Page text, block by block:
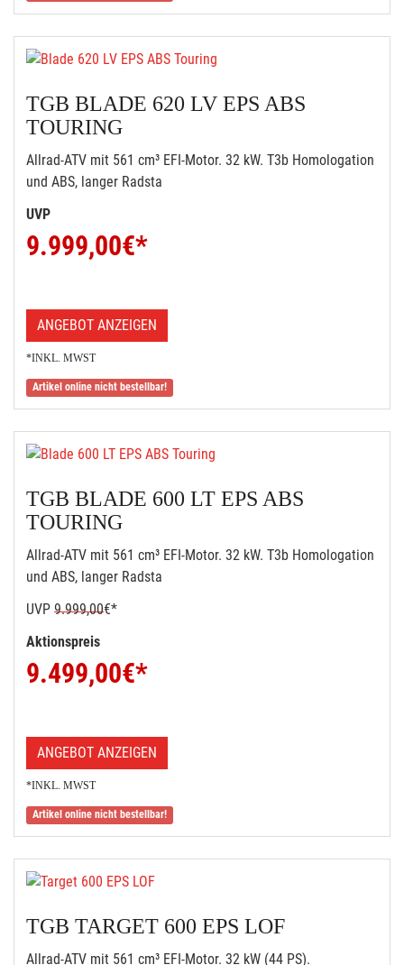
TGB BLADE 620 LV EPS ABS
TOURING
Allrad-ATV mit 561 cm³ EFI-Motor. 32 kW. T3b Homologation
und ABS, langer Radsta
UVP
9.999,00€*
ANGEBOT ANZEIGEN
*INKL. MWST
Artikel online nicht bestellbar!
TGB BLADE 600 LT EPS ABS
TOURING
Allrad-ATV mit 561 cm³ EFI-Motor. 32 kW. T3b Homologation
und ABS, langer Radsta
UVP 9.999,00€*
Aktionspreis
9.499,00€*
ANGEBOT ANZEIGEN
*INKL. MWST
Artikel online nicht bestellbar!
TGB TARGET 600 EPS LOF
Allrad-ATV mit 561 cm³ EFI-Motor. 32 kW (44 PS).